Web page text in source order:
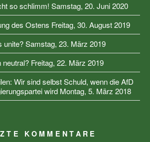
so schlimm! Samstag, 20. Juni 2020
des Ostens Freitag, 30. August 2019
unite?Samstag, 23. März 2019
neutral? Freitag, 22. März 2019
Wir sind selbst Schuld, wenn die AfD
wird Montag, 5. März 2018
KOMMENTARE